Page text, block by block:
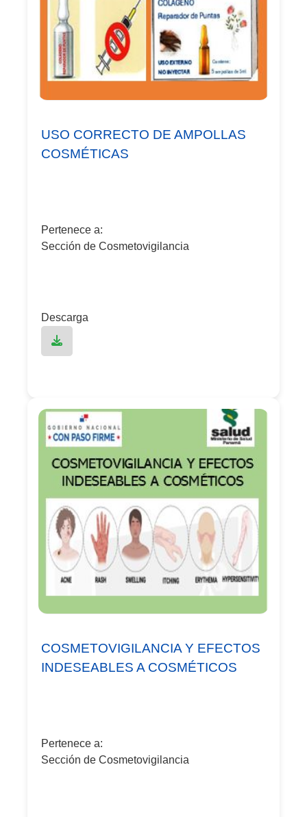
USO CORRECTO DE AMPOLLAS
COSMÉTICAS
Pertenece a:
Sección de Cosmetovigilancia
Descarga
COSMETOVIGILANCIA Y EFECTOS
INDESEABLES A COSMÉTICOS
Pertenece a:
Sección de Cosmetovigilancia